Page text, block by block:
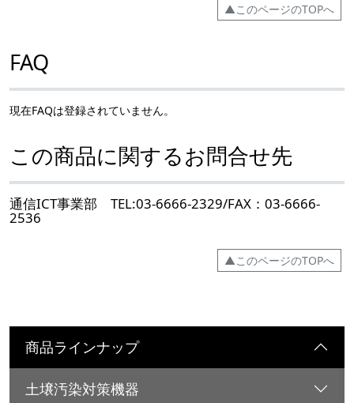
▲このページのTOPへ
FAQ
現在FAQは登録されていません。
この商品に関するお問合せ先
通信ICT事業部 TEL:03-6666-2329/FAX：03-6666-
2536
▲このページのTOPへ
商品ラインナップ
土壌汚染対策機器